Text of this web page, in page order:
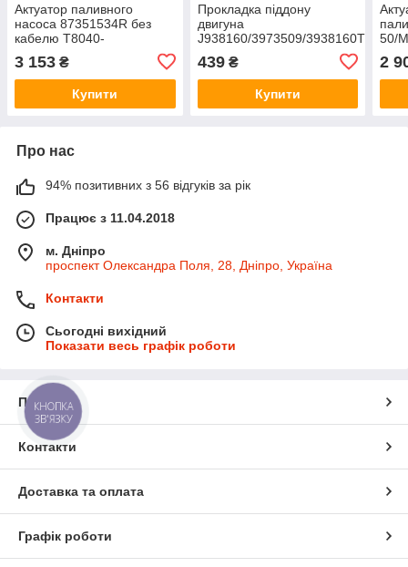
Актуатор паливного
насоса 87351534R без
кабелю T8040-
928400473
3 153 ₴
Купити
Прокладка піддону
двигуна
J938160/3973509/3938160T8040-
50/7240/8940/Mag.310/MX/1680/
87308050
439₴
Купити
50/
2
Про нас
94% позитивних з 56 відгуків за рік
Працює з 11.04.2018
м. Дніпро
проспект Олександра Поля, 28, Дніпро, Україна
Контакти
Сьогодні вихідний
Показати весь графік роботи
Про нас
Контакти
Доставка та оплата
Графік роботи
КНОПКА
ЗВ'ЯЗКУ